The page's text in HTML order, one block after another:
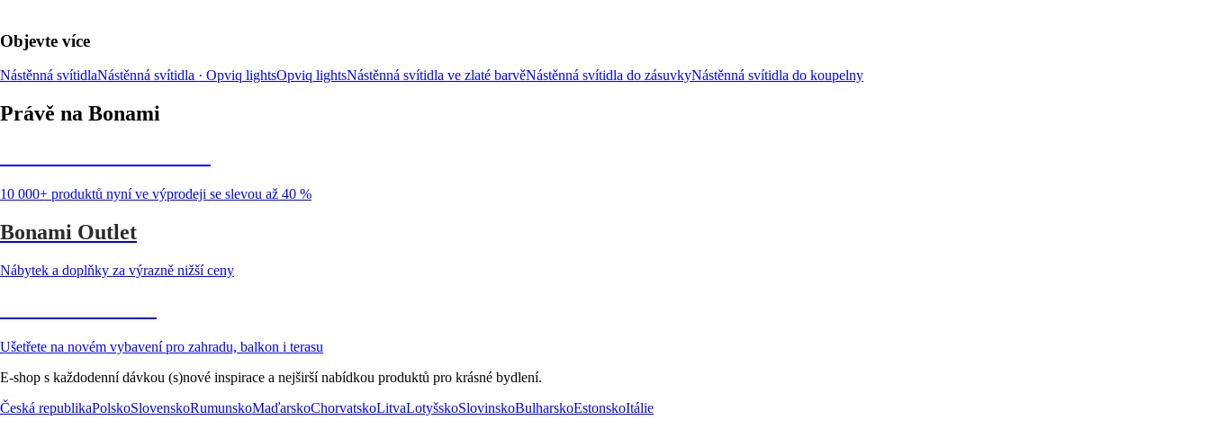
Objevte více
Nástěnná svítidlaNástěnná svítidla · Opviq lightsOpviq lightsNástěnná svítidla ve zlaté barvěNástěnná svítidla do zásuvkyNástěnná svítidla do koupelny
Právě na Bonami
10 000+ produktů nyní ve výprodeji se slevou až 40 %
Bonami Outlet
Nábytek a doplňky za výrazně nižší ceny
Ušetřete na novém vybavení pro zahradu, balkon i terasu
E-shop s každodenní dávkou (s)nové inspirace a nejširší nabídkou produktů pro krásné bydlení.
Česká republikaPolskoSlovenskoRumunskoMaďarskoChorvatskoLitvaLotyšskoSlovinskoBulharskoEstonskoItálie